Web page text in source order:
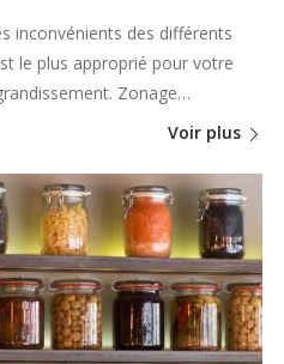
inconvénients des différents
le plus approprié pour votre
Zonage…
Voir plus